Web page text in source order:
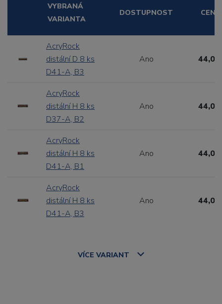
VYBRANÁ
VARIANTA
DOSTUPNOST CENA
AcryRock
distální D 8 ks
D41-A, B3
Ano 44,00
AcryRock
distální H 8 ks
D37-A, B2
Ano 44,00
AcryRock
distální H 8 ks
D41-A, B1
Ano 44,00
AcryRock
distální H 8 ks
D41-A, B3
Ano 44,00
VÍCE VARIANT